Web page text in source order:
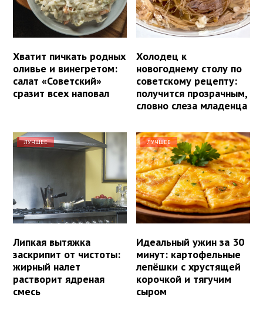
Хватит пичкать родных
оливье и винегретом:
салат «Советский»
сразит всех наповал
Холодец к
новогоднему столу по
советскому рецепту:
получится прозрачным,
словно слеза младенца
ЛУЧШЕЕ
Липкая вытяжка
заскрипит от чистоты:
жирный налет
растворит ядреная
смесь
ЛУЧШЕЕ
Идеальный ужин за 30
минут: картофельные
лепёшки с хрустящей
корочкой и тягучим
сыром